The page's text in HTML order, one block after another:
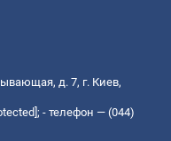
д. 7, г. Киев,
; - телефон — (044)